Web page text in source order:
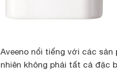
Aveeno nổi tiếng với các
nhiên không phải tất cả đặc